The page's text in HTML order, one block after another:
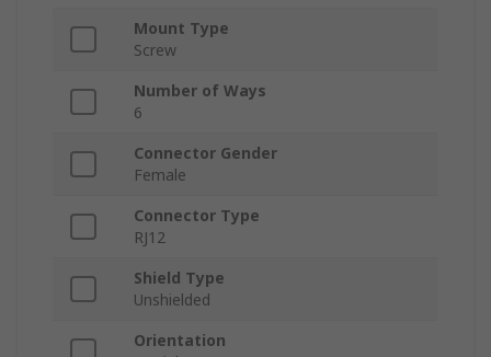
Mount Type
Screw
Number of Ways
6
Connector Gender
Female
Connector Type
RJ12
Shield Type
Unshielded
Orientation